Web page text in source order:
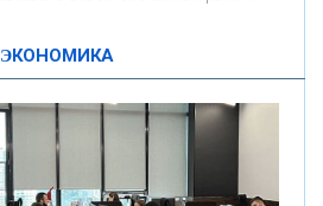
ЭКОНОМИКА